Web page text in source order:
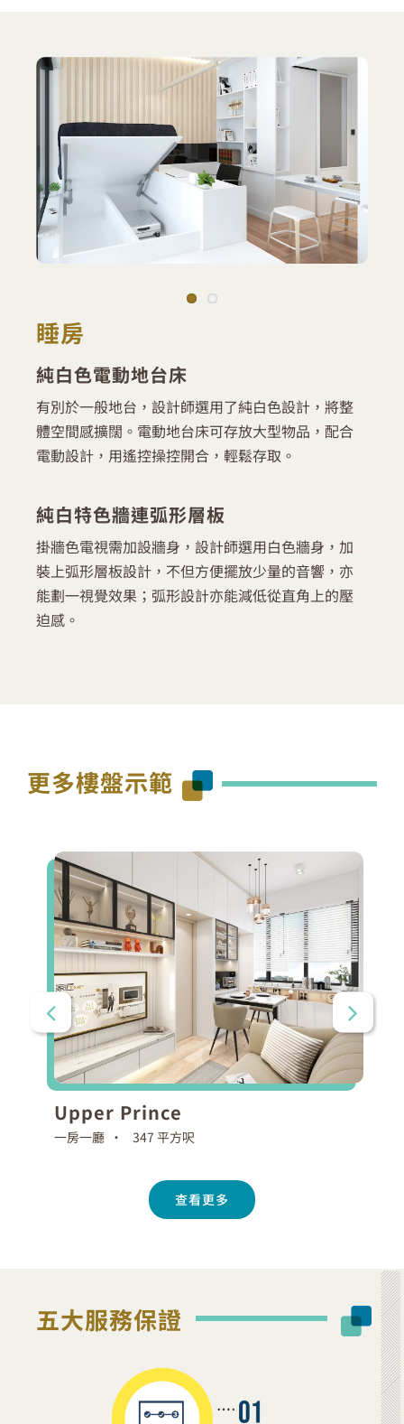
睡房
純白色電動地台床
有別於一般地台，設計師選用了純白色設計，將整
體空間感擴闊。電動地台床可存放大型物品，配合
電動設計，用遙控操控開合，輕鬆存取。
純白特色牆連弧形層板
掛牆色電視需加設牆身，設計師選用白色牆身，加
裝上弧形層板設計，不但方便擺放少量的音響，亦
能劃一視覺效果；弧形設計亦能減低從直角上的壓
迫感。
更多樓盤示範
Upper Prince
一房一廳 • 347 平方呎
查看更多
五大服務保證